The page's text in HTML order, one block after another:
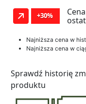
+30%
Najniższa cena w
Najniższa cena w
Sprawdź historię
produktu